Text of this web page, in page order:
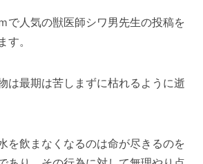
で人気の獣医師シワ男先生の投稿を
す。
は最期は苦しまずに枯れるように逝
を飲まなくなるのは命が尽きるのを